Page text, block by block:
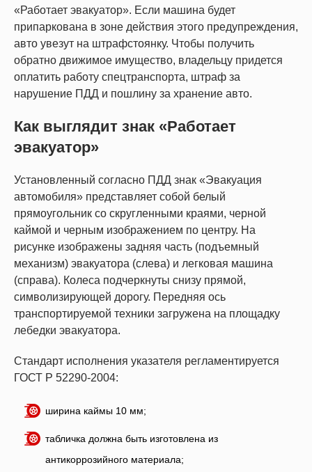
«Работает эвакуатор». Если машина будет
припаркована в зоне действия этого предупреждения,
авто увезут на штрафстоянку. Чтобы получить
обратно движимое имущество, владельцу придется
оплатить работу спецтранспорта, штраф за
нарушение ПДД и пошлину за хранение авто.
Как выглядит знак «Работает
эвакуатор»
Установленный согласно ПДД знак «Эвакуация
автомобиля» представляет собой белый
прямоугольник со скругленными краями, черной
каймой и черным изображением по центру. На
рисунке изображены задняя часть (подъемный
механизм) эвакуатора (слева) и легковая машина
(справа). Колеса подчеркнуты снизу прямой,
символизирующей дорогу. Передняя ось
транспортируемой техники загружена на площадку
лебедки эвакуатора.
Стандарт исполнения указателя регламентируется
ГОСТ Р 52290-2004:
ширина каймы 10 мм;
табличка должна быть изготовлена из
антикоррозийного материала;